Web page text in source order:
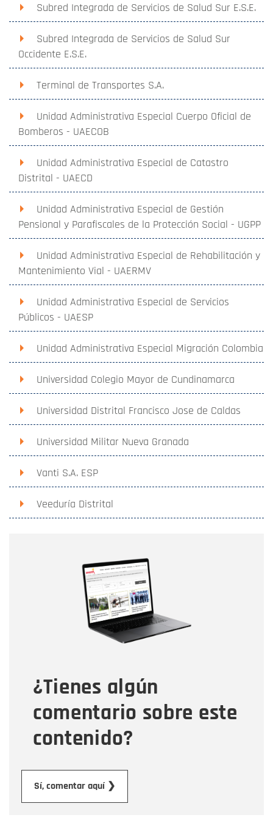
Subred Integrada de Servicios de Salud Sur E.S.E.
Subred Integrada de Servicios de Salud Sur
Occidente E.S.E.
Terminal de Transportes S.A.
Unidad Administrativa Especial Cuerpo Oficial de
Bomberos - UAECOB
Unidad Administrativa Especial de Catastro
Distrital - UAECD
Unidad Administrativa Especial de Gestión
Pensional y Parafiscales de la Protección Social - UGPP
Unidad Administrativa Especial de Rehabilitación y
Mantenimiento Vial - UAERMV
Unidad Administrativa Especial de Servicios
Públicos - UAESP
Unidad Administrativa Especial Migración Colombia
Universidad Colegio Mayor de Cundinamarca
Universidad Distrital Francisco Jose de Caldas
Universidad Militar Nueva Granada
Vanti S.A. ESP
Veeduría Distrital
¿Tienes algún
comentario sobre este
contenido?
Sí, comentar aquí ❯
Correo electrónico
Tipo de comentario
Mensaje